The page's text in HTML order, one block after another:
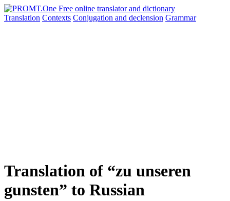
Translation Contexts Conjugation and declension Grammar
Translation of “zu unseren
gunsten” to Russian